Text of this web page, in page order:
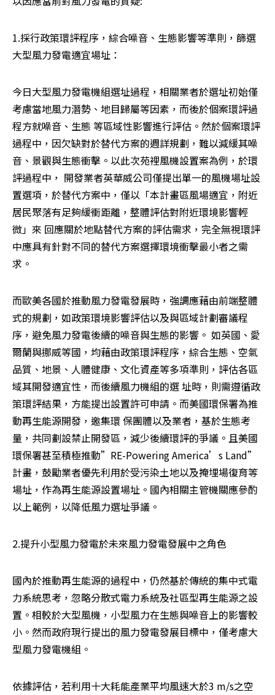
1.採行政策環評程序，綜合噪音、生態影響等準則，篩選
大型風力發電適宜場址：
今日大型風力發電機組選址過程，相關業者於選址初始僅
考慮當地風力潛勢、地目歸屬等因素，而後於個案環評過
程方就噪音、生態 等區域性影響進行評估。然於個案環評
過程中，因欠缺對於替代方案的週詳規劃，難以減緩其噪
音、景觀與生態衝擊。以此次苑裡風機設置案為例，於環
評過程中， 開發業者英華威公司僅提出單一的風機場址設
置選項，於替代方案中，僅以「本計畫區風場適宜，附近
居民聚落有足夠緩衝距離，整體評估對附近環境影響輕
微」來 回應關於地點替代方案的評估需求，完全無視環評
中應具有針對不同的替代方案選擇環境衝擊最小者之需
求。
而歐美各國於推動風力發電發展時，強調應藉由前端整體
式的規劃，如政策環境影響評估以及與區域計劃審議程
序，避免風力發電後續的噪音與生態的影響。 如英國、愛
爾蘭與挪威等國，均藉由政策環評程序，綜合生態、空氣
品質、地景、人體健康、文化資產等多項準則，評估各區
域其開發適宜性，而後續風力機組的選 址時，則需遵循政
策環評結果，方能提出設置許可申請。而美國環保署為推
動再生能源開發，邀集環 保團體以及業者，基於生態考
量，共同劃設禁止開發區，減少後續環評的爭議。且美國
環保署甚至積極推動”RE-Powering America’s Land”
計畫，鼓勵業者優先利用於受污染土地以及掩埋場復育等
場址，作為再生能源設置場址。國內相關主管機關應參酌
以上範例，以降低風力選址爭議。
2.提升小型風力發電於未來風力發電發展中之角色
國內於推動再生能源的過程中，仍然基於傳統的集中式電
力系統思考，忽略分散式電力系統及社區型再生能源之設
置。相較於大型風機，小型風力在生態與噪音上的影響較
小。然而政府現行提出的風力發電發展目標中，僅考慮大
型風力發電機組。
依據評估，若利用十大耗能產業平均風速大於3 m/s之空